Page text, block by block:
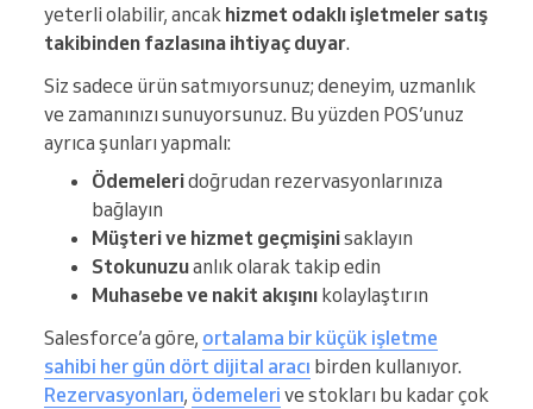
yeterli olabilir, ancak hizmet odaklı işletmeler satış
takibinden fazlasına ihtiyaç duyar.
Siz sadece ürün satmıyorsunuz; deneyim, uzmanlık
ve zamanınızı sunuyorsunuz. Bu yüzden POS’unuz
ayrıca şunları yapmalı:
Ödemeleridoğrudan rezervasyonlarınıza
bağlayın
Müşteri ve hizmet geçmişinisaklayın
Stokunuzuanlık olarak takip edin
Muhasebe ve nakit akışını kolaylaştırın
Salesforce’a göre, ortalama bir küçük işletme
sahibi her gün dört dijital aracı birden kullanıyor.
Rezervasyonları, ödemeleri ve stokları bu kadar çok